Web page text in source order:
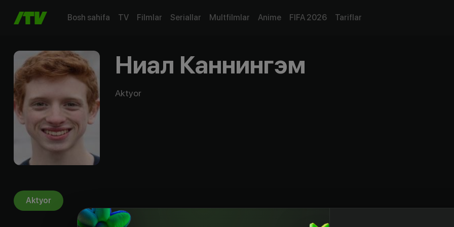
Bosh sahifa TV Filmlar Seriallar Multfilmlar Anime FIFA 2026 Tariflar
Ниал Каннингэм
Aktyor
Aktyor